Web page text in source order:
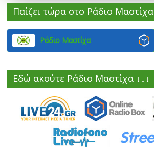
Παίζει τώρα στο Ράδιο Μαστίχα
Ράδιο Μαστίχα
Εδώ ακούτε Ράδιο Μαστίχα ↓↓↓